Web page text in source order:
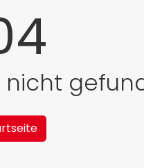
nicht